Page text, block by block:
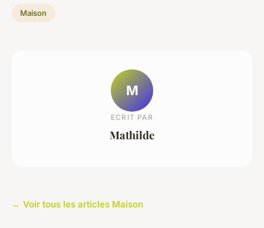
Maison
M
ECRIT PAR
Mathilde
← Voir tous les articles Maison